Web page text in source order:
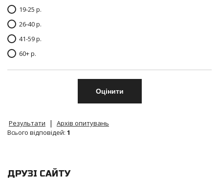
19-25 р.
26-40 р.
41-59 р.
60+ р.
Результати |
Архів опитувань
Всього відповідей: 1
ДРУЗІ САЙТУ